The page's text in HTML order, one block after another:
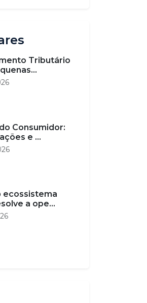
Tributário
Consumidor:
e ...
ecossistema
a ope...